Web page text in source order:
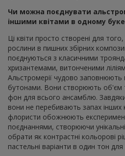
Чи можна поєднувати
іншими квітами в одному
Ці квіти просто створені для
рослини в пишних збірних
поєднуються з класичними
хризантемами, витонченими
Альстромерії чудово заповнюють
бутонами. Вони створюють об'єм
фон для всього ансамблю.
вони не перебивають запах інших
флористи обожнюють
поєднаннями, створюючи
обрати як контрастні кольорові
пастельні варіанти в один тон для